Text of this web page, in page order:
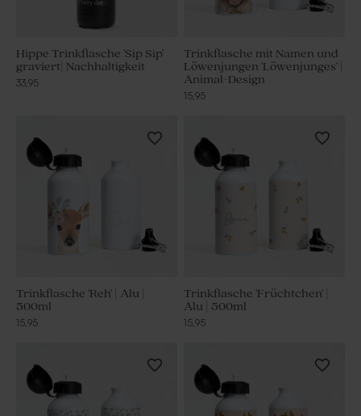
Hippe Trinkflasche 'Sip Sip'
graviert| Nachhaltigkeit
33,95
Trinkflasche mit Namen und
Löwenjungen 'Löwenjunges' |
Animal-Design
15,95
Trinkflasche 'Reh' | Alu |
500ml
15,95
Trinkflasche 'Früchtchen' |
Alu | 500ml
15,95